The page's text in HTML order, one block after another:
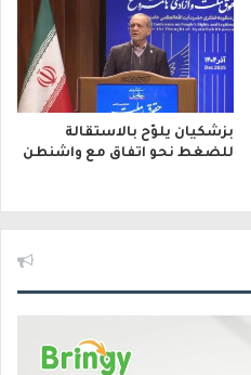
بزشكيان يلوّح بالاستقالة
للضغط نحو اتفاق مع واشنطن